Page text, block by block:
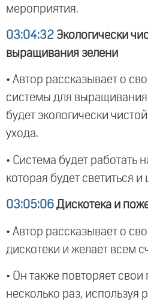
мероприятия.
03:04:32 Экологически
выращивания зелени
• Автор рассказывает о
системы для выращивания
будет экологически
ухода.
• Система будет работать
которая будет светиться
03:05:06 Дискотека и
• Автор рассказывает о
дискотеки и желает всем
• Он также повторяет
несколько раз, используя